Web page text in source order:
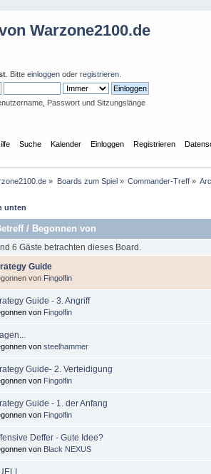
Warzone2100.de
. Bitte einloggen oder registrieren
Passwort und Sitzungslänge
Suche Kalender Einloggen Registrieren
» Boards zum Spiel» Commander-Treff»
unten
/ Begonnen von
6 Gäste betrachten dieses Board.
Guide
von Fingolfin
Guide - 3. Angriff
von Fingolfin
von steelhammer
Guide- 2. Verteidigung
von Fingolfin
Guide - 1. der Anfang
von Fingolfin
Deffer - Gute Idee?
von Black NEXUS